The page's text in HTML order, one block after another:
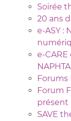
Soirée
20 ans
e-ASY :
e-CARE
Forums
Forum
présent
SAVE